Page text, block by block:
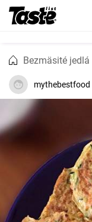
Bezmäsité jedlá
mythebestfood